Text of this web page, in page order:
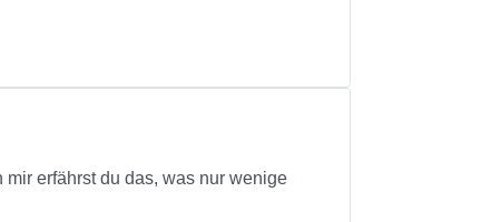
erfährst du das, was nur wenige